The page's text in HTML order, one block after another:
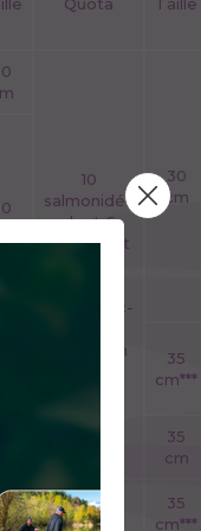
10
salmonidés
dont 6
ombles et
truites arc-
maximum
30
cm
35
cm***
35
cm
1***
35
cm***